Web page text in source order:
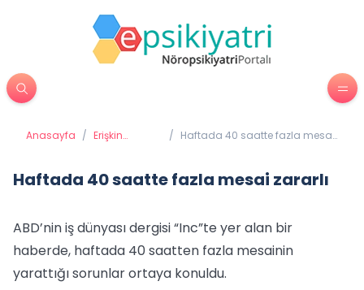
Anasayfa / Erişkin
/ Haftada 40 saatte fazla mesai
Haftada 40 saatte fazla mesai zararlı
ABD’nin iş dünyası dergisi “Inc”te yer alan bir
haberde, haftada 40 saatten fazla mesainin
yarattığı sorunlar ortaya konuldu.